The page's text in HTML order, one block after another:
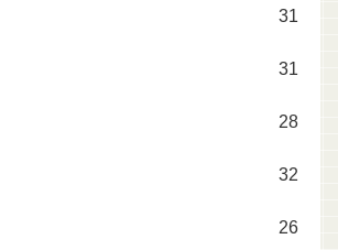
31
31
28
32
26